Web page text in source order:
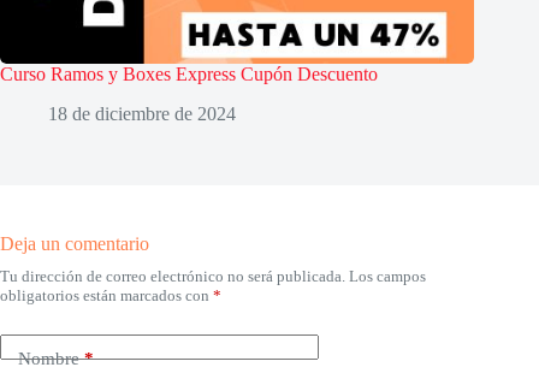
Curso Ramos y Boxes Express Cupón Descuento
18 de diciembre de 2024
Deja un comentario
Tu dirección de correo electrónico no será publicada. Los campos
obligatorios están marcados con *
Nombre*